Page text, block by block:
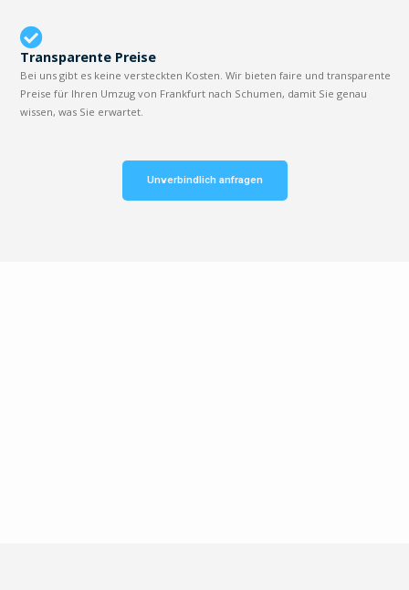
Transparente Preise
Bei uns gibt es keine versteckten Kosten. Wir bieten faire und transparente
Preise für Ihren Umzug von Frankfurt nach Schumen, damit Sie genau
wissen, was Sie erwartet.
Unverbindlich anfragen